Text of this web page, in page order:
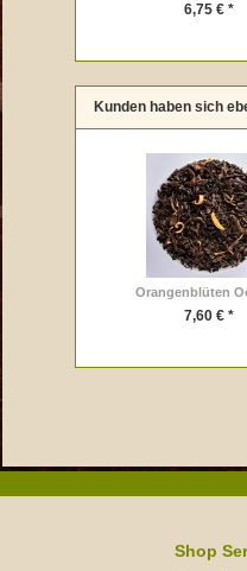
6,75 € *
Kunden haben sich
Orangenblüten
7,60 € *
Shop